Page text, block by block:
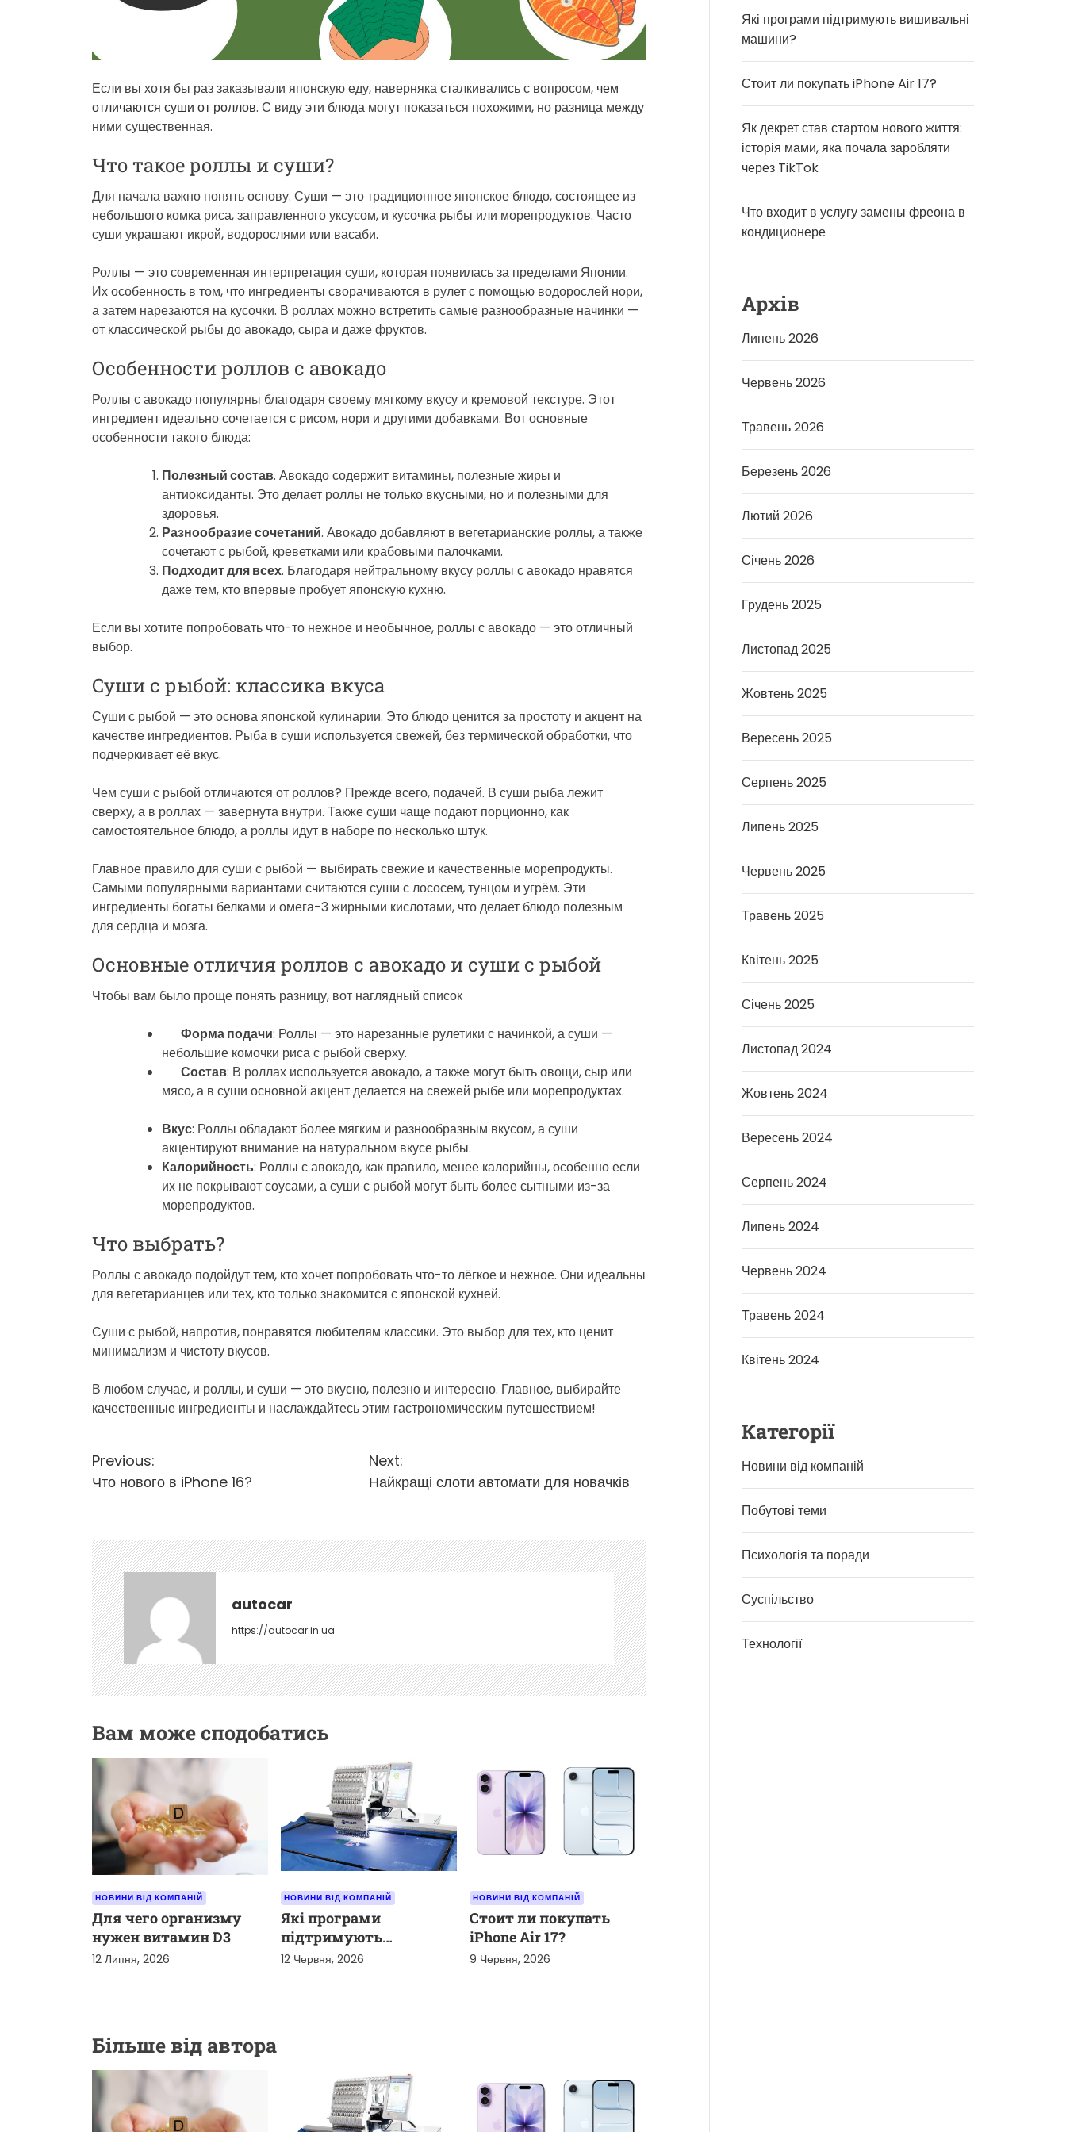
t
i
m
e
Если вы хотя бы раз заказывали японскую еду, наверняка сталкивались с вопросом, чем
отличаются суши от роллов. С виду эти блюда могут показаться похожими, но разница между
ними существенная.
Что такое роллы и суши?
Для начала важно понять основу. Суши — это традиционное японское блюдо, состоящее из
небольшого комка риса, заправленного уксусом, и кусочка рыбы или морепродуктов. Часто
суши украшают икрой, водорослями или васаби.
Роллы — это современная интерпретация суши, которая появилась за пределами Японии.
Их особенность в том, что ингредиенты сворачиваются в рулет с помощью водорослей нори,
а затем нарезаются на кусочки. В роллах можно встретить самые разнообразные начинки —
от классической рыбы до авокадо, сыра и даже фруктов.
Особенности роллов с авокадо
Роллы с авокадо популярны благодаря своему мягкому вкусу и кремовой текстуре. Этот
ингредиент идеально сочетается с рисом, нори и другими добавками. Вот основные
особенности такого блюда:
Полезный состав. Авокадо содержит витамины, полезные жиры и
антиоксиданты. Это делает роллы не только вкусными, но и полезными для
здоровья.
Разнообразие сочетаний. Авокадо добавляют в вегетарианские роллы, а также
сочетают с рыбой, креветками или крабовыми палочками.
Подходит для всех. Благодаря нейтральному вкусу роллы с авокадо нравятся
даже тем, кто впервые пробует японскую кухню.
Если вы хотите попробовать что-то нежное и необычное, роллы с авокадо — это отличный
выбор.
Суши с рыбой: классика вкуса
Суши с рыбой — это основа японской кулинарии. Это блюдо ценится за простоту и акцент на
качестве ингредиентов. Рыба в суши используется свежей, без термической обработки, что
подчеркивает её вкус.
Чем суши с рыбой отличаются от роллов? Прежде всего, подачей. В суши рыба лежит
сверху, а в роллах — завернута внутри. Также суши чаще подают порционно, как
самостоятельное блюдо, а роллы идут в наборе по несколько штук.
Главное правило для суши с рыбой — выбирать свежие и качественные морепродукты.
Самыми популярными вариантами считаются суши с лососем, тунцом и угрём. Эти
ингредиенты богаты белками и омега-3 жирными кислотами, что делает блюдо полезным
для сердца и мозга.
Основные отличия роллов с авокадо и суши с рыбой
Чтобы вам было проще понять разницу, вот наглядный список
Форма подачи: Роллы — это нарезанные рулетики с начинкой, а суши —
небольшие комочки риса с рыбой сверху.
Состав: В роллах используется авокадо, а также могут быть овощи, сыр или
мясо, а в суши основной акцент делается на свежей рыбе или морепродуктах.
Вкус: Роллы обладают более мягким и разнообразным вкусом, а суши
акцентируют внимание на натуральном вкусе рыбы.
Калорийность: Роллы с авокадо, как правило, менее калорийны, особенно если
их не покрывают соусами, а суши с рыбой могут быть более сытными из-за
морепродуктов.
Что выбрать?
Роллы с авокадо подойдут тем, кто хочет попробовать что-то лёгкое и нежное. Они идеальны
для вегетарианцев или тех, кто только знакомится с японской кухней.
Суши с рыбой, напротив, понравятся любителям классики. Это выбор для тех, кто ценит
минимализм и чистоту вкусов.
В любом случае, и роллы, и суши — это вкусно, полезно и интересно. Главное, выбирайте
качественные ингредиенты и наслаждайтесь этим гастрономическим путешествием!
Н
а
і
г
а
ц
і
я
а
п
и
с
і
в
Previous:
Что нового в iPhone 16?
Next:
Найкращі слоти автомати для новачків
autocar
https://autocar.in.ua
Вам може сподобатись
НОВИНИ ВІД КОМПАНІЙ
Для чего организму
нужен витамин D3
12 Липня, 2026
НОВИНИ ВІД КОМПАНІЙ
Які програми
підтримують
вишивальні машини?
12 Червня, 2026
НОВИНИ ВІД КОМПАНІЙ
Стоит ли покупать
iPhone Air 17?
9 Червня, 2026
Більше від автора
Які програми підтримують вишивальні
машини?
Стоит ли покупать iPhone Air 17?
Як декрет став стартом нового життя:
історія мами, яка почала заробляти
через TikTok
Что входит в услугу замены фреона в
кондиционере
Архів
Липень 2026
Червень 2026
Травень 2026
Березень 2026
Лютий 2026
Січень 2026
Грудень 2025
Листопад 2025
Жовтень 2025
Вересень 2025
Серпень 2025
Липень 2025
Червень 2025
Травень 2025
Квітень 2025
Січень 2025
Листопад 2024
Жовтень 2024
Вересень 2024
Серпень 2024
Липень 2024
Червень 2024
Травень 2024
Квітень 2024
Категорії
Новини від компаній
Побутові теми
Психологія та поради
Суспільство
Технології